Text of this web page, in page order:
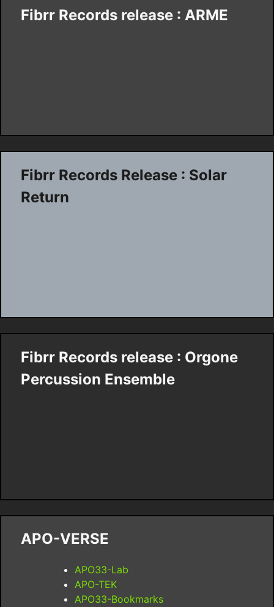
Fibrr Records release : ARME
Fibrr Records Release : Solar
Return
Fibrr Records release : Orgone
Percussion Ensemble
APO-VERSE
APO33-Lab
APO-TEK
APO33-Bookmarks